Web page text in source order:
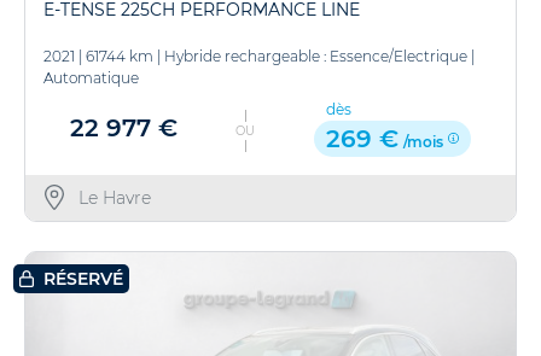
E-TENSE 225CH PERFORMANCE LINE
2021 61744 km Hybride rechargeable : Essence/Electrique
Automatique
22 977 € OU
dès
269 € /mois
Le Havre
RÉSERVÉ